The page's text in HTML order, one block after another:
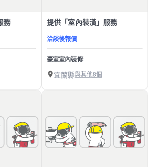
務 提供「室內裝潢」服務
洽談後報價
豪室室內裝修
宜蘭縣與其他8個